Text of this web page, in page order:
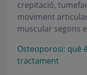
crepitació,
moviment
muscular segons
Osteoporosi: què
tractament